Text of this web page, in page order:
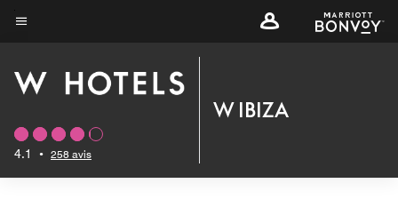
Skip
content
4.1 • 258 avis
W IBIZA